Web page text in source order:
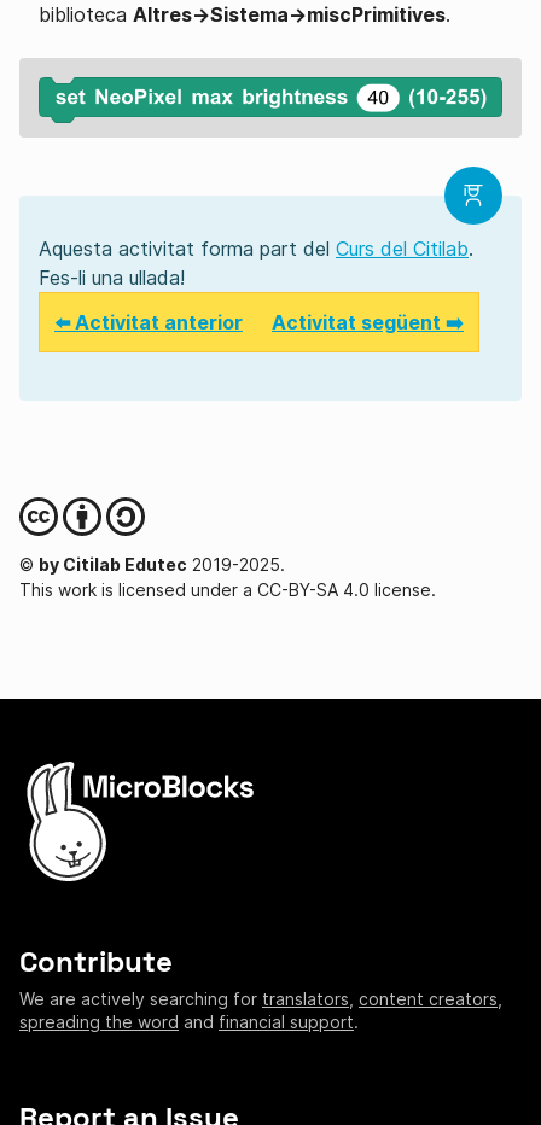
biblioteca Altres→Sistema→miscPrimitives.
Aquesta activitat forma part del Curs del Citilab.
Fes-li una ullada!
⬅️ Activitat anterior
Activitat següent ➡️
© by Citilab Edutec 2019-2025.
This work is licensed under a CC-BY-SA 4.0 license.
Contribute
We are actively searching for translators content creators
spreading the word and financial support.